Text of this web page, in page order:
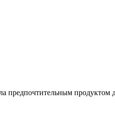
предпочтительным продуктом